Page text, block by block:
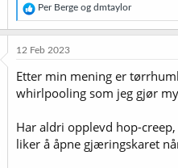
R
e
a
k
o
n
Per Berge og dmtaylor
12 Feb 2023
Etter min mening er
whirlpooling som jeg gjør
Har aldri opplevd hop-
liker å åpne gjæringskaret